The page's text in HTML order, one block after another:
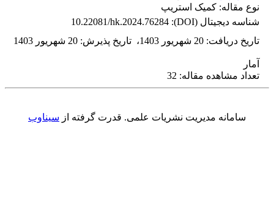
نوع مقاله: کمیک استریپ
شناسه دیجیتال (DOI):
10.22081/hk.2024.76284
تاریخ دریافت: 20 شهریور 1403 ، تاریخ پذیرش: 20 شهریور 1403
آمار
تعداد مشاهده مقاله: 32
سامانه مدیریت نشریات علمی. قدرت گرفته از سیناوب